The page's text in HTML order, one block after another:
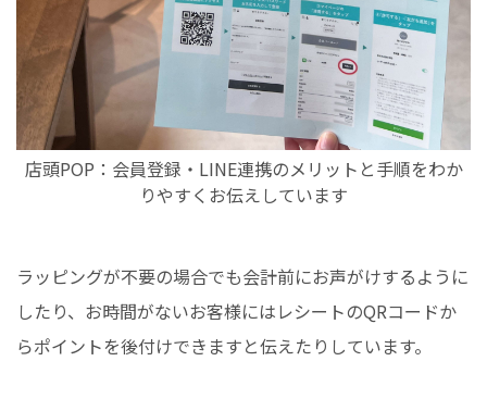
店頭POP：会員登録・LINE連携のメリットと手順をわか
りやすくお伝えしています
ラッピングが不要の場合でも会計前にお声がけするように
したり、お時間がないお客様にはレシートのQRコードか
らポイントを後付けできますと伝えたりしています。